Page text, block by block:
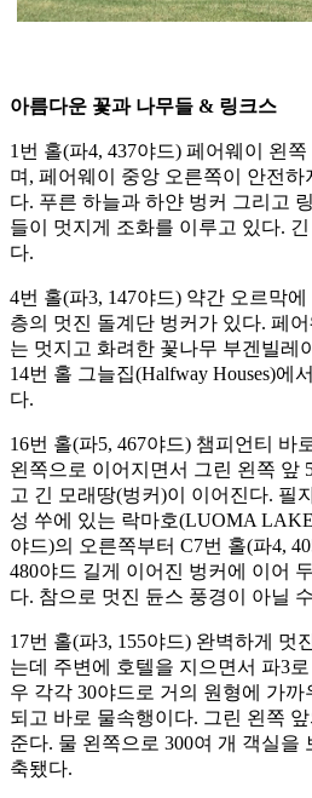
아름다운 꽃과 나무들 & 링크스
1번 홀(파4, 437야드) 페어웨이 왼
며, 페어웨이 중앙 오른쪽이 안전하
다. 푸른 하늘과 하얀 벙커 그리고
들이 멋지게 조화를 이루고 있다.
다.
4번 홀(파3, 147야드) 약간 오르막
층의 멋진 돌계단 벙커가 있다. 페
는 멋지고 화려한 꽃나무 부겐빌레
14번 홀 그늘집(Halfway Houses)에
다.
16번 홀(파5, 467야드) 챔피언티 바
왼쪽으로 이어지면서 그린 왼쪽 앞
고 긴 모래땅(벙커)이 이어진다. 필
성 쑤에 있는 락마호(LUOMA
야드)의 오른쪽부터 C7번 홀(파4,
480야드 길게 이어진 벙커에 이어
다. 참으로 멋진 듄스 풍경이 아닐
17번 홀(파3, 155야드) 완벽하게 멋
는데 주변에 호텔을 지으면서 파3
우 각각 30야드로 거의 원형에 가
되고 바로 물속행이다. 그린 왼쪽
준다. 물 왼쪽으로 300여 개 객실을
축됐다.